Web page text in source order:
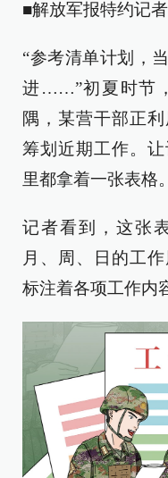
■解放军报特约记
“参考清单计划，
进……”初夏时节
隅，某营干部正
筹划近期工作。
里都拿着一张表格。
记者看到，这张
月、周、日的工
标注着各项工作内